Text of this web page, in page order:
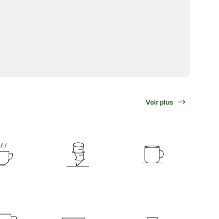
Voir plus